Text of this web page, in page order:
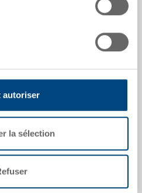
autoriser
la sélection
gerbable RAKO est
bac de transport ou de